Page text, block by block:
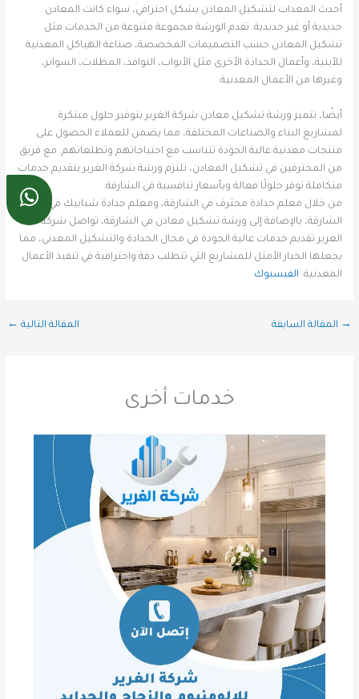
أحدث المعدات لتشكيل المعادن بشكل احترافي، سواء كانت المعادن
حديدية أو غير حديدية. تقدم الورشة مجموعة متنوعة من الخدمات مثل
تشكيل المعادن حسب التصميمات المخصصة، صناعة الهياكل المعدنية
للأبنية، وأعمال الحدادة الأخرى مثل الأبواب، النوافذ، المظلات، السواتر،
وغيرها من الأعمال المعدنية.
أيضًا، تتميز ورشة تشكيل معادن شركة الغرير بتوفير حلول مبتكرة
لمشاريع البناء والصناعات المختلفة، مما يضمن للعملاء الحصول على
منتجات معدنية عالية الجودة تتناسب مع احتياجاتهم وتطلعاتهم. مع فريق
من المحترفين في تشكيل المعادن، تلتزم ورشة شركة الغرير بتقديم خدمات
متكاملة توفر حلولًا فعالة وبأسعار تنافسية في الشارقة.
من خلال معلم حدادة محترف في الشارقة، ومعلم حدادة شبابيك في
الشارقة، بالإضافة إلى ورشة تشكيل معادن في الشارقة، تواصل شركة
الغرير تقديم خدمات عالية الجودة في مجال الحدادة والتشكيل المعدني، مما
يجعلها الخيار الأمثل للمشاريع التي تتطلب دقة واحترافية في تنفيذ الأعمال
المعدنية. الفيسبوك
→ المقالة السابقة المقالة التالية ←
خدمات أخرى